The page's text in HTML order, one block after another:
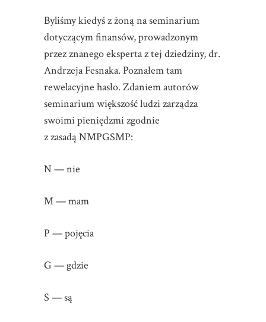
Byliśmy kiedyś z żoną na seminarium
dotyczącym finansów, prowadzonym
przez znanego eksperta z tej dziedziny, dr.
Andrzeja Fesnaka. Poznałem tam
rewelacyjne hasło. Zdaniem autorów
seminarium większość ludzi zarządza
swoimi pieniędzmi zgodnie
z zasadą NMPGSMP:
N — nie
M — mam
P — pojęcia
G — gdzie
S — są